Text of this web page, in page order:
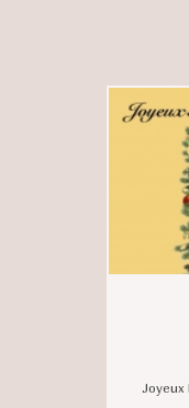
Joyeux